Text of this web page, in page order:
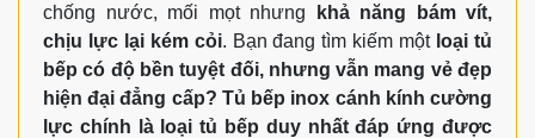
chống nước, mối mọt nhưng
khả năng bám vít,
chịu lực lại kém cỏi. Bạn đang tìm kiếm một loại tủ
bếp có độ bền tuyệt đối, nhưng vẫn mang vẻ đẹp
hiện đại đẳng cấp? Tủ bếp inox cánh kính cường
lực chính là loại tủ bếp duy nhất đáp ứng được